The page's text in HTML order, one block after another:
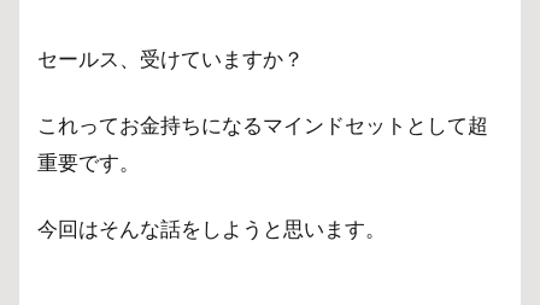
セールス、受けていますか？
これってお金持ちになるマインドセットとして超
重要です。
今回はそんな話をしようと思います。